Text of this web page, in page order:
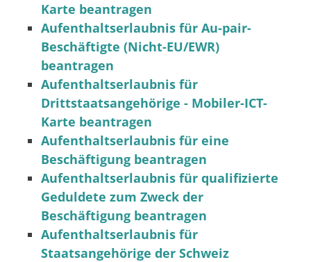
Karte beantragen
Aufenthaltserlaubnis für Au-pair-
Beschäftigte (Nicht-EU/EWR)
beantragen
Aufenthaltserlaubnis für
Drittstaatsangehörige - Mobiler-ICT-
Karte beantragen
Aufenthaltserlaubnis für eine
Beschäftigung beantragen
Aufenthaltserlaubnis für qualifizierte
Geduldete zum Zweck der
Beschäftigung beantragen
Aufenthaltserlaubnis für
Staatsangehörige der Schweiz